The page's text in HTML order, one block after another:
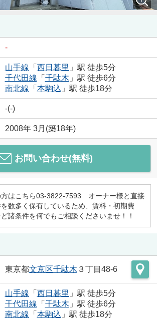
-
山手線 「 西日暮里 」駅 徒歩5分
千代田線 「 千駄木 」駅 徒歩6分
南北線 「 本駒込 」駅 徒歩18分
-(-)
2008年 3月(築18年)
お問い合わせ(無料)
方はこちら03-3822-7593 オーナー様と直接
数多く保有しているため、賃料・初期費
諸条件を何でもご相談くださいませ！！
東京都文京区千駄木 ３丁目48-6
山手線 「 西日暮里 」駅 徒歩5分
千代田線 「 千駄木 」駅 徒歩6分
南北線 「 本駒込 」駅 徒歩18分